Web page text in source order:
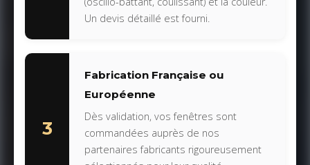
Un devis détaillé est fourni.
3
Fabrication Française ou
Européenne
Dès validation, vos fenêtres sont
commandées auprès de nos
partenaires fabricants rigoureusement